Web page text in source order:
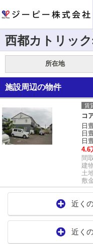
西都カトリッ
所在地
施設周辺の物件
賃
コ
日
日
日
4.6
間
建
土
敷
近く
近く